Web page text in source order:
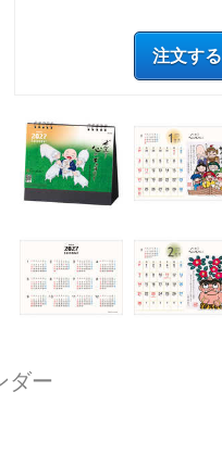
注文する
ダー